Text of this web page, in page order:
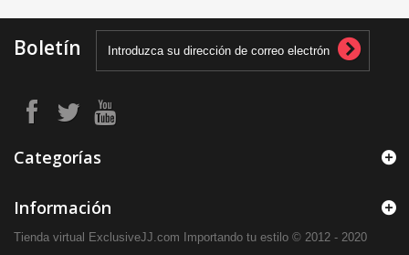
Boletín
Categorías
Información
Tienda virtual ExclusiveJJ.com Importando tu estilo © 2012 - 2020